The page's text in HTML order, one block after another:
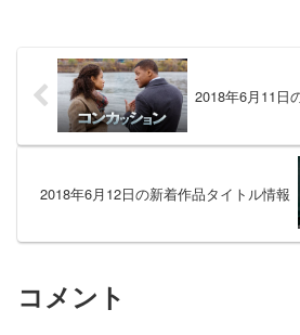
2018年6月11日
2018年6月12日の新着作品タイトル情報
コメント